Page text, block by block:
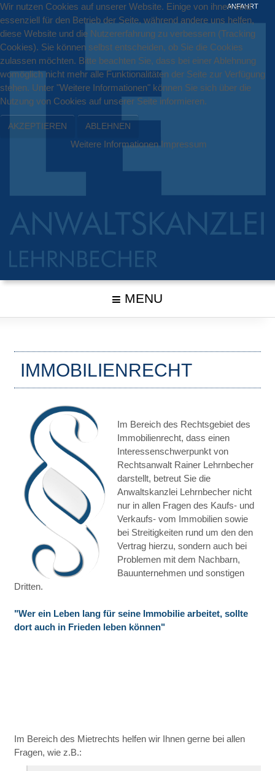
ANFAHRT
MENU
IMMOBILIENRECHT
Im Bereich des Rechtsgebiet des
Immobilienrecht, dass einen
Interessenschwerpunkt von
Rechtsanwalt Rainer Lehrnbecher
darstellt, betreut Sie die
Anwaltskanzlei Lehrnbecher nicht
nur in allen Fragen des Kaufs- und
Verkaufs- vom Immobilien sowie
bei Streitigkeiten rund um den den
Vertrag hierzu, sondern auch bei
Problemen mit dem Nachbarn,
Bauunternehmen und sonstigen
Dritten.
"Wer ein Leben lang für seine Immobilie arbeitet, sollte
dort auch in Frieden leben können"
Im Bereich des Mietrechts helfen wir Ihnen gerne bei allen
Fragen, wie z.B.:
Wir nutzen Cookies auf unserer Website. Einige von ihnen sind
essenziell für den Betrieb der Seite, während andere uns helfen,
diese Website und die Nutzererfahrung zu verbessern (Tracking
Cookies). Sie können selbst entscheiden, ob Sie die Cookies
zulassen möchten. Bitte beachten Sie, dass bei einer Ablehnung
womöglich nicht mehr alle Funktionalitäten der Seite zur Verfügung
stehen. Unter "Weitere Informationen" können Sie sich über die
Nutzung von Cookies auf unserer Seite informieren.
AKZEPTIEREN ABLEHNEN
Weitere Informationen Impressum